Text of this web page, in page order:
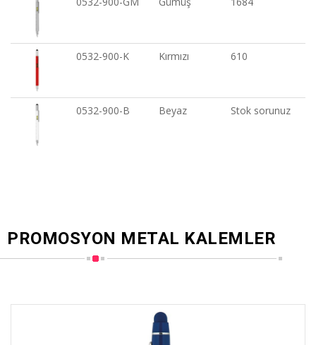
0532-900-K Kırmızı 610
0532-900-B Beyaz Stok sorunuz
PROMOSYON METAL KALEMLER